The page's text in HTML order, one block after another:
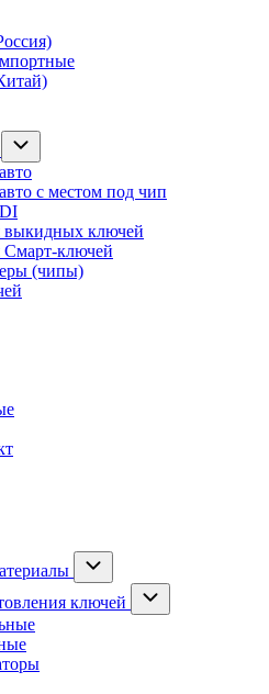
с местом под чип
выкидных ключей
Смарт-ключей
(чипы)
ключей